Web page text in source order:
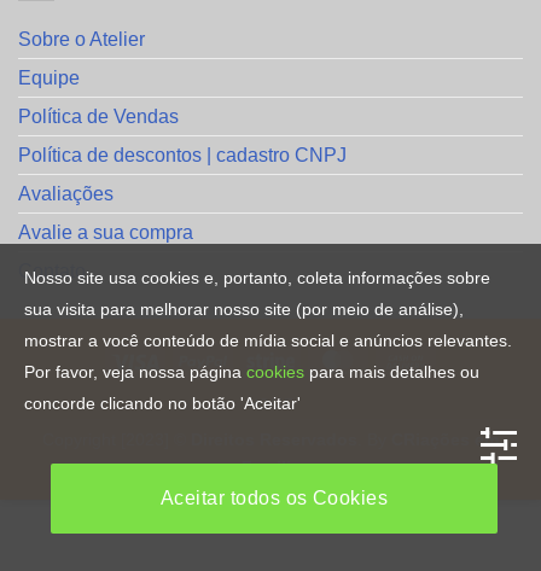
Sobre o Atelier
Equipe
Política de Vendas
Política de descontos | cadastro CNPJ
Avaliações
Avalie a sua compra
Contato
HOME
CRiações em
Familia
Nosso site usa cookies e, portanto, coleta informações sobre
sua visita para melhorar nosso site (por meio de análise),
mostrar a você conteúdo de mídia social e anúncios relevantes.
Por favor, veja nossa página cookies para mais detalhes ou
concorde clicando no botão 'Aceitar'
Aceitar todos os Cookies